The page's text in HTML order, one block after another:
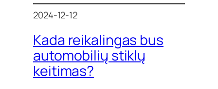
2024-12-12
Kada reikalingas bus
automobilių stiklų
keitimas?